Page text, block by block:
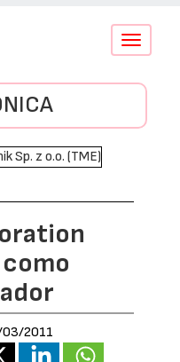
Conmutar
como
03/2011